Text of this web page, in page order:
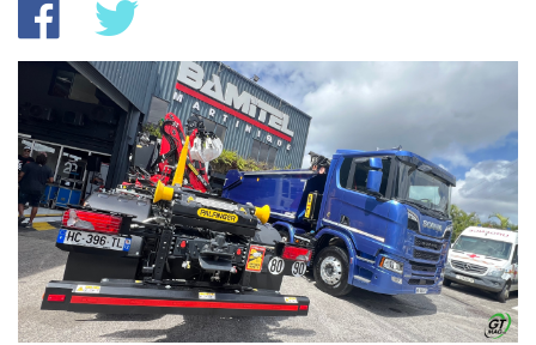
PARECHOC
L'INSTANT AUTO
POINT DE VUE
FÉMINA
NEWS DOM